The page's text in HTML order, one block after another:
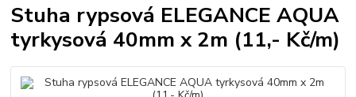
Stuha rypsová ELEGANCE AQUA
tyrkysová 40mm x 2m (11,- Kč/m)